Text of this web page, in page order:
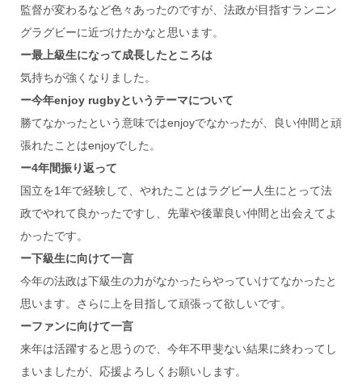
監督が変わるなど色々あったのですが、法政が目指すランニン
グラグビーに近づけたかなと思います。
ー最上級生になって成長したところは
気持ちが強くなりました。
ー今年enjoy rugbyというテーマについて
勝てなかったという意味ではenjoyでなかったが、良い仲間と頑
張れたことはenjoyでした。
ー4年間振り返って
国立を1年で経験して、やれたことはラグビー人生にとって法
政でやれて良かったですし、先輩や後輩良い仲間と出会えてよ
かったです。
ー下級生に向けて一言
今年の法政は下級生の力がなかったらやっていけてなかったと
思います。さらに上を目指して頑張って欲しいです。
ーファンに向けて一言
来年は活躍すると思うので、今年不甲斐ない結果に終わってし
まいましたが、応援よろしくお願いします。